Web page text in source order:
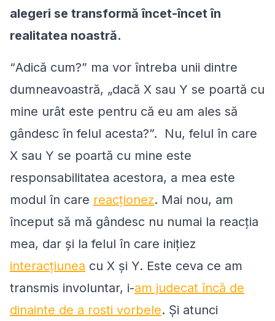
alegeri se transformă încet-încet în
realitatea noastră.
“Adică cum?” ma vor întreba unii dintre
dumneavoastră, „dacă X sau Y se poartă cu
mine urât este pentru că eu am ales să
gândesc în felul acesta?”. Nu, felul în care
X sau Y se poartă cu mine este
responsabilitatea acestora, a mea este
modul în care reacționez. Mai nou, am
început să mă gândesc nu numai la reacția
mea, dar și la felul în care inițiez
interacțiunea cu X și Y. Este ceva ce am
transmis involuntar, i-am judecat încă de
dinainte de a rosti vorbele. Și atunci